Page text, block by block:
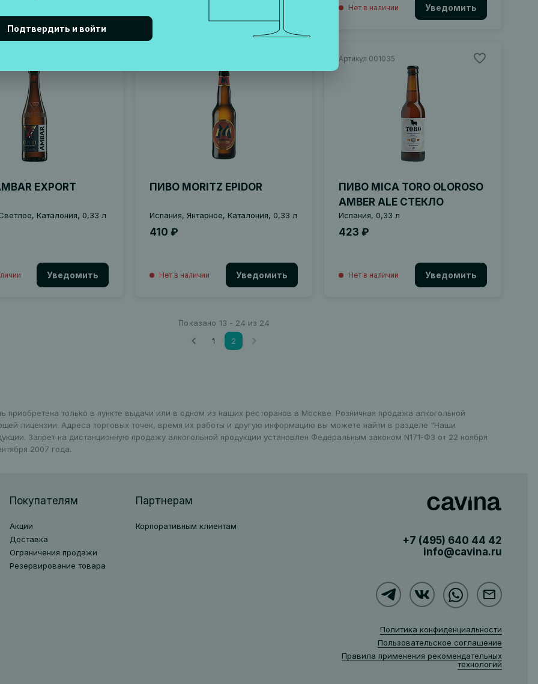
Нет в наличии Уведомить
EXPORT
Каталония, 0,33 л
Уведомить
ПИВО MORITZ EPIDOR
Испания, Янтарное, Каталония, 0,33 л
410 ₽
Нет в наличии Уведомить
Артикул 001035
ПИВО MICA TORO OLOROSO
AMBER ALE СТЕКЛО
Испания, 0,33 л
423 ₽
Нет в наличии Уведомить
Показано 13 - 24 из 24
1
Вы на странице
2
приобретена только в пункте выдачи или в одном из наших ресторанов в Москве. Розничная продажа алкогольной
лицензии. Адреса торговых точек, время их работы и другую информацию вы можете найти в разделе "Наши
Запрет на дистанционную продажу алкогольной продукции установлен Федеральным законом N171-ФЗ от 22 ноября
2007 года.
Покупателям
Акции
Доставка
Ограничения продажи
Резервирование товара
Партнерам
Корпоративным клиентам
+7 (495) 640 44 42
info@cavina.ru
Политика конфиденциальности
Пользовательское соглашение
Правила применения рекомендательных
технологий
Подтвердить и войти